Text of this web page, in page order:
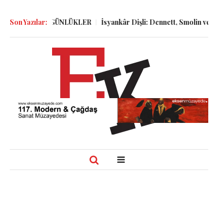
Son Yazılar:ve GÜNLÜKLER İsyankâr Dişli: Dennett, Smolin ve